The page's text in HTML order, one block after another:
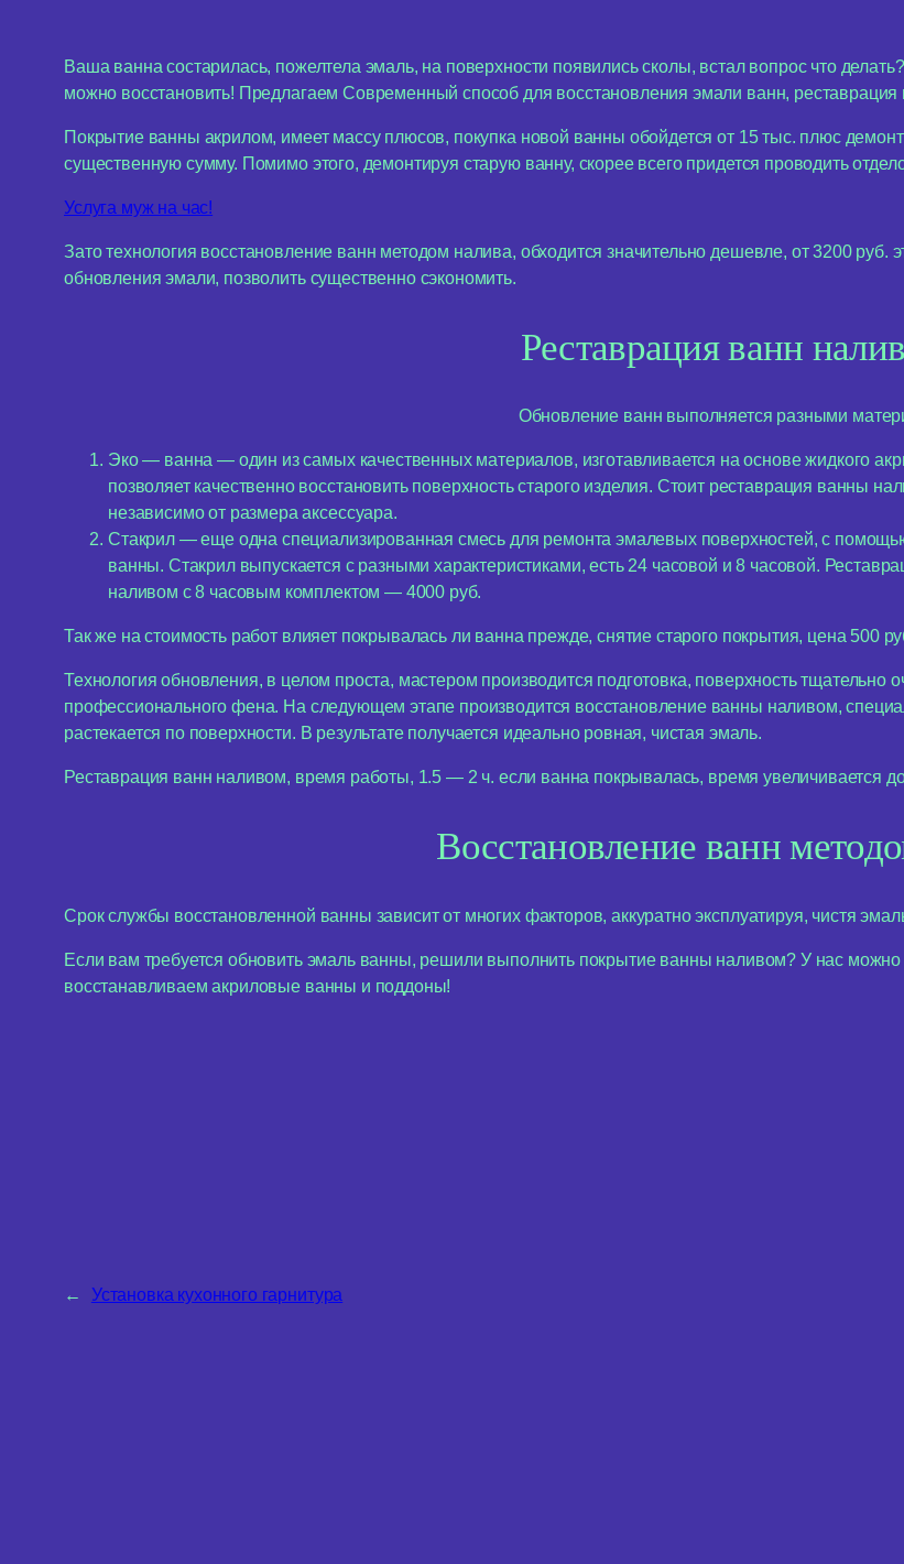
Ваша ванна состарилась, пожелтела эмаль, на поверхности появились сколы, встал вопрос что
можно восстановить! Предлагаем Современный способ для восстановления эмали ванн, реставрация
Покрытие ванны акрилом, имеет массу плюсов, покупка новой ванны обойдется от 15 тыс. плюс
существенную сумму. Помимо этого, демонтируя старую ванну, скорее всего придется проводить
Услуга муж на час!
Зато технология восстановление ванн методом налива, обходится значительно дешевле, от 3200
обновления эмали, позволить существенно сэкономить.
Реставрация ванн
Обновление ванн выполняется разными
Эко — ванна — один из самых качественных материалов, изготавливается на основе жидкого
позволяет качественно восстановить поверхность старого изделия. Стоит реставрация ванны
независимо от размера аксессуара.
Стакрил — еще одна специализированная смесь для ремонта эмалевых поверхностей, с
ванны. Стакрил выпускается с разными характеристиками, есть 24 часовой и 8 часовой.
наливом с 8 часовым комплектом — 4000 руб.
Так же на стоимость работ влияет покрывалась ли ванна прежде, снятие старого покрытия, цена 500
Технология обновления, в целом проста, мастером производится подготовка, поверхность
профессионального фена. На следующем этапе производится восстановление ванны наливом,
растекается по поверхности. В результате получается идеально ровная, чистая эмаль.
Реставрация ванн наливом, время работы, 1.5 — 2 ч. если ванна покрывалась, время увеличивается
Восстановление ванн
Срок службы восстановленной ванны зависит от многих факторов, аккуратно эксплуатируя, чистя
Если вам требуется обновить эмаль ванны, решили выполнить покрытие ванны наливом? У нас
восстанавливаем акриловые ванны и поддоны!
← Установка кухонного гарнитура